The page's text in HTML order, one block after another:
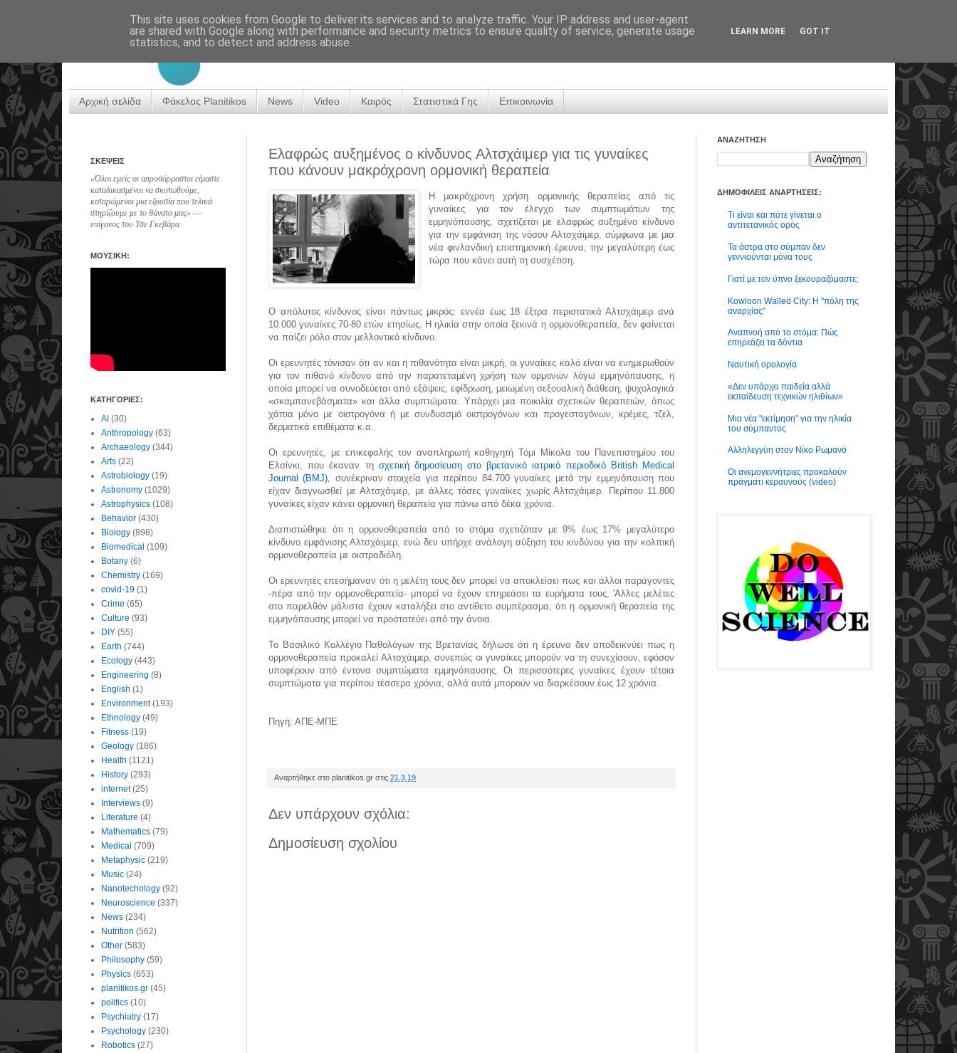
Αρχική σελίδα Φάκελος Planitikos News Video Καιρός Στατιστικά Γης Επικοινωνία
Ελαφρώς αυξημένος ο κίνδυνος Αλτσχάιμερ για τις γυναίκες
που κάνουν μακρόχρονη ορμονική θεραπεία
Η μακρόχρονη χρήση ορμονικής θεραπείας από τις
γυναίκες για τον έλεγχο των συμπτωμάτων της
εμμηνόπαυσης, σχετίζεται με ελαφρώς αυξημένο κίνδυνο
για την εμφάνιση της νόσου Αλτσχάιμερ, σύμφωνα με μια
νέα φινλανδική επιστημονική έρευνα, την μεγαλύτερη έως
τώρα που κάνει αυτή τη συσχέτιση.
Ο απόλυτος κίνδυνος είναι πάντως μικρός: εννέα έως 18 έξτρα περιστατικά Αλτσχάιμερ ανά
10.000 γυναίκες 70-80 ετών ετησίως. Η ηλικία στην οποία ξεκινά η ορμονοθεραπεία, δεν φαίνεται
να παίζει ρόλο στον μελλοντικό κίνδυνο.
Οι ερευνητές τόνισαν ότι αν και η πιθανότητα είναι μικρή, οι γυναίκες καλό είναι να ενημερωθούν
για τον πιθανό κίνδυνο από την παρατεταμένη χρήση των ορμονών λόγω εμμηνόπαυσης, η
οποία μπορεί να συνοδεύεται από εξάψεις, εφίδρωση, μειωμένη σεξουαλική διάθεση, ψυχολογικά
«σκαμπανεβάσματα» και άλλα συμπτώματα. Υπάρχει μια ποικιλία σχετικών θεραπειών, όπως
χάπια μόνο με οιστρογόνα ή με συνδυασμό οιστρογόνων και προγεσταγόνων, κρέμες, τζελ,
δερματικά επιθέματα κ.α.
Οι ερευνητές, με επικεφαλής τον αναπληρωτή καθηγητή Τόμι Μίκολα του Πανεπιστημίου του
Ελσίνκι, που έκαναν τη σχετική δημοσίευση στο βρετανικό ιατρικό περιοδικό British Medical
Journal (BMJ) , συνέκριναν στοιχεία για περίπου 84.700 γυναίκες μετά την εμμηνόπαυση που
είχαν διαγνωσθεί με Αλτσχάιμερ, με άλλες τόσες γυναίκες χωρίς Αλτσχάιμερ. Περίπου 11.800
γυναίκες είχαν κάνει ορμονική θεραπεία για πάνω από δέκα χρόνια.
Διαπιστώθηκε ότι η ορμονοθεραπεία από το στόμα σχετιζόταν με 9% έως 17% μεγαλύτερο
κίνδυνο εμφάνισης Αλτσχάιμερ, ενώ δεν υπήρχε ανάλογη αύξηση του κινδύνου για την κολπική
ορμονοθεραπεία με οιστραδιόλη.
Oι ερευνητές επεσήμαναν ότι η μελέτη τους δεν μπορεί να αποκλείσει πως και άλλοι παράγοντες
-πέρα από την ορμονοθεραπεία- μπορεί να έχουν επηρεάσει τα ευρήματα τους. 'Αλλες μελέτες
στο παρελθόν μάλιστα έχουν καταλήξει στο αντίθετο συμπέρασμα, ότι η ορμονική θεραπεία της
εμμηνόπαυσης μπορεί να προστατεύει από την άνοια.
Το Βασιλικό Κολλέγιο Παθολόγων της Βρετανίας δήλωσε ότι η έρευνα δεν αποδεικνύει πως η
ορμονοθεραπεία προκαλεί Αλτσχάιμερ, συνεπώς οι γυναίκες μπορούν να τη συνεχίσουν, εφόσον
υποφέρουν από έντονα συμπτώματα εμμηνόπαυσης. Οι περισσότερες γυναίκες έχουν τέτοια
συμπτώματα για περίπου τέσσερα χρόνια, αλλά αυτά μπορούν να διαρκέσουν έως 12 χρόνια.
Πηγή: ΑΠΕ-ΜΠΕ
Αναρτήθηκε στο planitikos.gr στις 21.3.19
Δεν υπάρχουν σχόλια:
Δημοσίευση σχολίου
ΣΚΕΨΕΙΣ
«Όλοι εμείς οι απροσάρμοστοι είμαστε
καταδικασμένοι να σκοτωθούμε,
καταρώμενοι μια εξουσία που τελικά
στηρίζουμε με το θάνατο μας» ―
επίγονος του Τσε Γκεβάρα
ΜΟΥΣΙΚΗ:
ΚΑΤΗΓΟΡΙΕΣ:
AI (30)
Anthropology (63)
Archaeology (344)
Arts (22)
Astrobiology (19)
Astronomy (1029)
Astrophysics (108)
Behavior (430)
Biology (898)
Biomedical (109)
Botany (6)
Chemistry (169)
covid-19 (1)
Crime (65)
Culture (93)
DIY (55)
Earth (744)
Ecology (443)
Engineering (8)
English (1)
Environment (193)
Ethnology (49)
Fitness (19)
Geology (186)
Health (1121)
History (293)
internet (25)
Interviews (9)
Literature (4)
Mathematics (79)
Medical (709)
Metaphysic (219)
Music (24)
Nanotechology (92)
Neuroscience (337)
News (234)
Nutrition (562)
Other (583)
Philosophy (59)
Physics (653)
planitikos.gr (45)
politics (10)
Psychiatry (17)
Psychology (230)
Robotics (27)
ΑΝΑΖΗΤΗΣΗ
ΔΗΜΟΦΙΛΕΙΣ ΑΝΑΡΤΗΣΕΙΣ:
Τι είναι και πότε γίνεται ο
αντιτετανικός ορός
Τα άστρα στο σύμπαν δεν
γεννιούνται μόνα τους
Γιατί με τον ύπνο ξεκουραζόμαστε;
Kowloon Walled City: Η "πόλη της
αναρχίας"
Αναπνοή από το στόμα: Πώς
επηρεάζει τα δόντια
Ναυτική ορολογία
«Δεν υπάρχει παιδεία αλλά
εκπαίδευση τεχνικών ηλιθίων»
Μια νέα "εκτίμηση" για την ηλικία
του σύμπαντος
Αλληλεγγύη στον Νίκο Ρωμανό
Οι ανεμογεννήτριες προκαλούν
πράγματι κεραυνούς (video)
This site uses cookies from Google to deliver its services and to analyze traffic. Your IP address and user-agent
are shared with Google along with performance and security metrics to ensure quality of service, generate usage
statistics, and to detect and address abuse.
LEARN MORE GOT IT